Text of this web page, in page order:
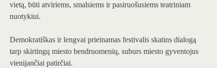
vietą, būti atviriems, smalsiems ir pasiruošusiems teatriniam
nuotykiui.
Demokratiškas ir lengvai prieinamas festivalis skatins dialogą
tarp skirtingų miesto bendruomenių, suburs miesto gyventojus
vienijančiai patirčiai.